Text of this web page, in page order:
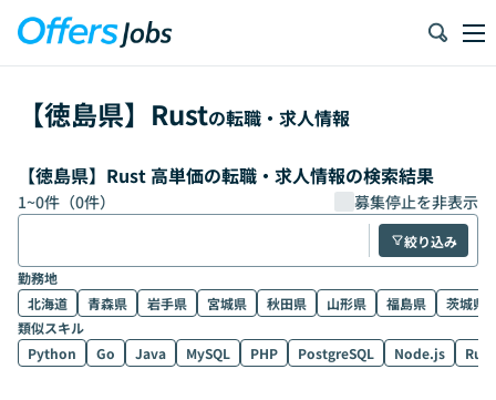
【徳島県】 Rustの転職・求人情報
【徳島県】Rust 高単価の転職・求人情報の検索結果
1~0件（0件） 募集停止を非表示
絞り込み
勤務地
北海道
青森県 岩手県 宮城県 秋田県 山形県 福島県
茨城県
類似スキル
Python
Go Java MySQL PHP PostgreSQL Node.js